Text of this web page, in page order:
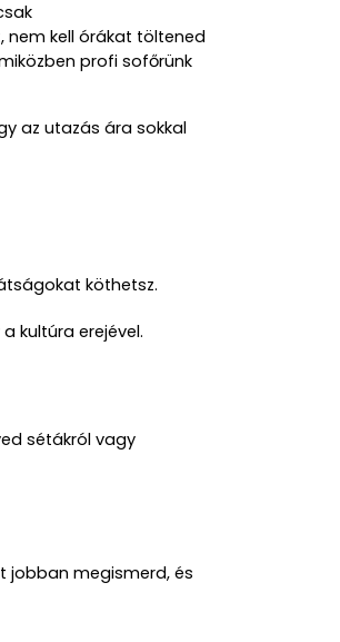
nem kell órákat töltened
profi sofőrünk
az utazás ára sokkal
köthetsz.
kultúra erejével.
sétákról vagy
jobban megismerd, és